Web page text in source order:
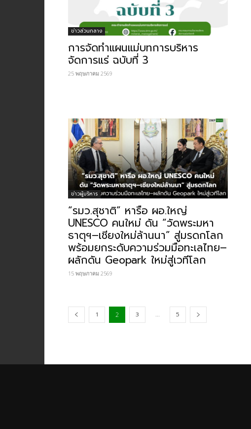
ข่าวส่วนกลาง
การจัดทำแผนแม่บทการบริหาร
จัดการแร่ ฉบับที่ 3
25 พฤษภาคม 2569
ข่าวผู้บริหาร
“รมว.สุชาติ” หารือ ผอ.ใหญ่
UNESCO คนใหม่ ดัน “วัดพระมหา
ธาตุฯ–เชียงใหม่ล้านนา” สู่มรดกโลก
พร้อมยกระดับความร่วมมือทะเลไทย–
ผลักดัน Geopark ใหม่สู่เวทีโลก
15 พฤษภาคม 2569
1 2 3 ... 5